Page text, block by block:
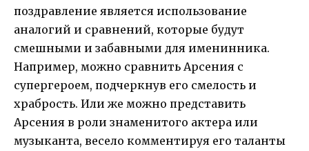
поздравление является использование
аналогий и сравнений, которые будут
смешными и забавными для именинника.
Например, можно сравнить Арсения с
супергероем, подчеркнув его смелость и
храбрость. Или же можно представить
Арсения в роли знаменитого актера или
музыканта, весело комментируя его таланты